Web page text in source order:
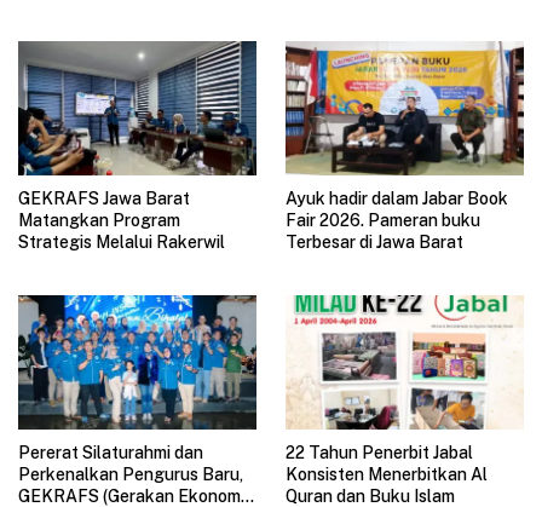
GEKRAFS Jawa Barat
Matangkan Program
Strategis Melalui Rakerwil
Ayuk hadir dalam Jabar Book
Fair 2026. Pameran buku
Terbesar di Jawa Barat
Pererat Silaturahmi dan
Perkenalkan Pengurus Baru,
GEKRAFS (Gerakan Ekonomi
22 Tahun Penerbit Jabal
Konsisten Menerbitkan Al
Quran dan Buku Islam